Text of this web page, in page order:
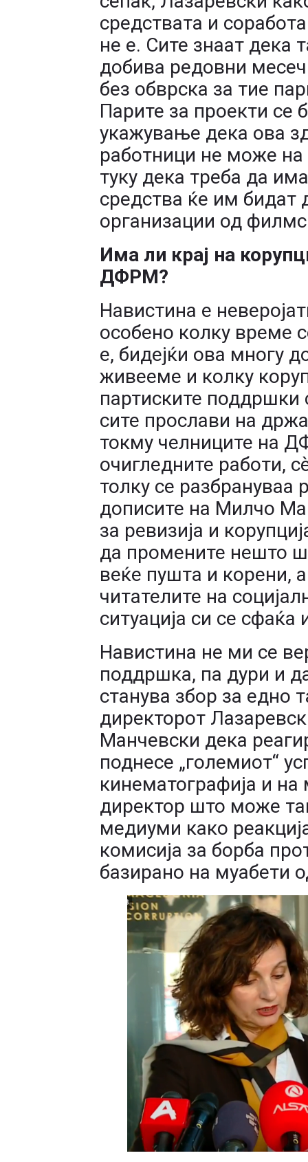
средствата и
не е. Сите знаат
добива редовни
без обврска за тие
Парите за проекти се
укажување дека ова
работници не може на
туку дека треба да
средства ќе им бидат
организации од
Има ли крај на
ДФРМ?
Навистина е
особено колку време
е, бидејќи ова многу
живееме и колку
партиските поддршки
сите прослави на
токму челниците на
очигледните работи,
толку се разбрануваа
дописите на Милчо
за ревизија и
да промените нешто
веќе пушта и корени,
читателите на
ситуација си се
Навистина не ми се
поддршка, па дури и
станува збор за едно
директорот
Манчевски дека
поднесе „големиот“
кинематографија и на
директор што може
медиуми како
комисија за борба
базирано на муабети